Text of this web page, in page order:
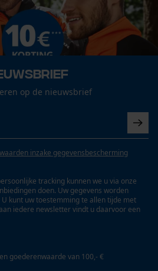
op de nieuwsbrief
inzake gegevensbescherming
tracking kunnen we u via onze
doen. Uw gegevens worden
kunt uw toestemming te allen tijde met
iedere newsletter vindt u daarvoor een
goederenwaarde van 100,- €